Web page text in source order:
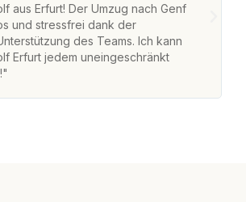
aus Erfurt! Der Umzug nach Genf
und stressfrei dank der
des Teams. Ich kann
Erfurt jedem uneingeschränkt